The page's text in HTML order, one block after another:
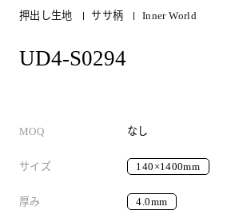
押出し生地 ササ柄 Inner World
UD4-S0294
MOQ なし
サイズ 140×1400mm
厚み 4.0mm